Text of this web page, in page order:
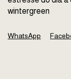
wintergreen
WhatsApp